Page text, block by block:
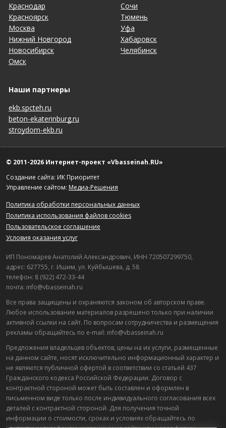
Краснодар
Красноярск
Москва
Нижний Новгород
Новосибирск
Омск
Сочи
Тюмень
Уфа
Хабаровск
Челябинск
Наши партнеры
ekb.spcteh.ru
beton-ekaterinburg.ru
stroydom-ekb.ru
© 2011-2026 Интернет-проект «Vbasseinah.RU»
Создание сайта: ИК Приоритет
Управление сайтом: Медиа-Решения
Политика обработки персональных данных
Политика использования файлов cookies
Пользовательское соглашение
Условия оказания услуг
ИП Пономарев Анатолий Александрович, ИНН 720507299750,
адрес: 627755, г. Ишим, ул. Куйбышева, д. 58
телефон: 8 (922) 472-33-44
почта: info@vbasseinah.ru
Все права защищены и охраняются законом об авторском праве.
Любое использование материалов разрешено только при наличии
активной ссылки на сайт. По вопросам сотрудничества и размещения
рекламы обращайтесь по e-mail: info@vbasseinah.ru
Предложения владельцев объектов, цены на их услуги, размещенные
на данном сайте, носят исключительно информационный характер и
не являются публичной офертой в соответствии со статьей 437
Гражданского кодекса Российской Федерации. Договор с
контрактной стороной может быть составлен и оформлен в
письменном виде только после индивидуального согласования всех
деталей с контрактной стороной. Для получения точной
информации о стоимости, сроках и условиях обращайтесь по